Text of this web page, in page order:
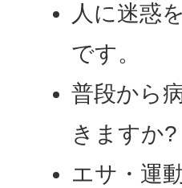
人に迷惑
です。
普段から
きますか?
エサ・運